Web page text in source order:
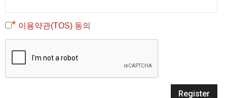
* 이용약관(TOS) 동의